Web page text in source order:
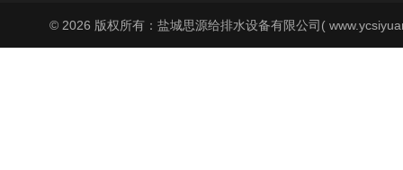
© 2026 版权所有：盐城思源给排水设备有限公司(